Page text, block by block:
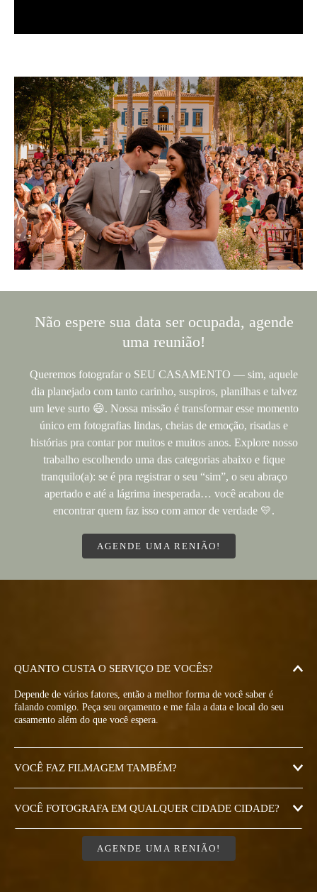
Não espere sua data ser ocupada, agende
uma reunião!
Queremos fotografar o SEU CASAMENTO — sim, aquele
dia planejado com tanto carinho, suspiros, planilhas e talvez
um leve surto 😄. Nossa missão é transformar esse momento
único em fotografias lindas, cheias de emoção, risadas e
histórias pra contar por muitos e muitos anos. Explore nosso
trabalho escolhendo uma das categorias abaixo e fique
tranquilo(a): se é pra registrar o seu “sim”, o seu abraço
apertado e até a lágrima inesperada… você acabou de
encontrar quem faz isso com amor de verdade 💛.
AGENDE UMA RENIÃO!
QUANTO CUSTA O SERVIÇO DE VOCÊS?
Depende de vários fatores, então a melhor forma de você saber é
falando comigo. Peça seu orçamento e me fala a data e local do seu
casamento além do que você espera.
VOCÊ FAZ FILMAGEM TAMBÉM?
VOCÊ FOTOGRAFA EM QUALQUER CIDADE CIDADE?
AGENDE UMA RENIÃO!